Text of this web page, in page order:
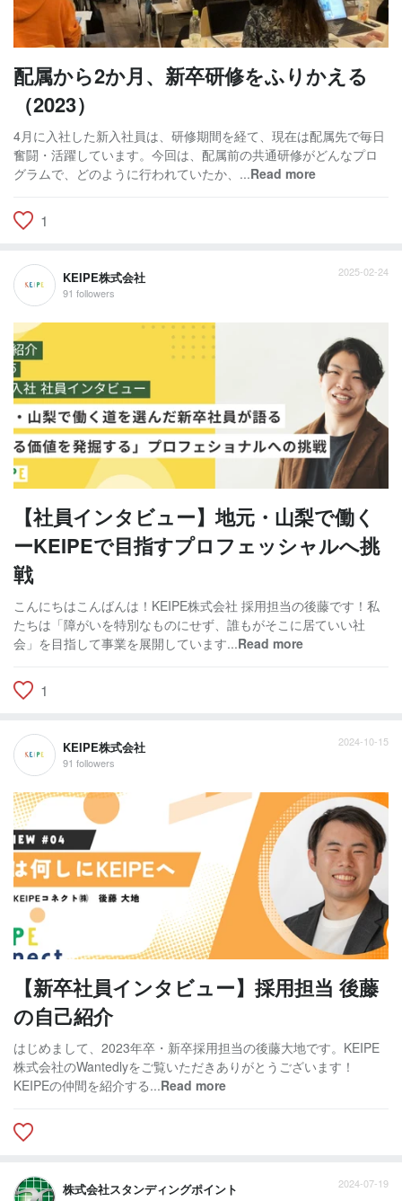
配属から2か月、新卒研修をふりかえる
（2023）
4月に入社した新入社員は、研修期間を経て、現在は配属先で毎日
奮闘・活躍しています。今回は、配属前の共通研修がどんなプロ
グラムで、どのように行われていたか、...Read more
1
KEIPE株式会社
91 followers
2025-02-24
【社員インタビュー】地元・山梨で働く
ーKEIPEで目指すプロフェッシャルへ挑
戦
こんにちはこんばんは！KEIPE株式会社 採用担当の後藤です！私
たちは「障がいを特別なものにせず、誰もがそこに居ていい社
会」を目指して事業を展開しています...Read more
1
KEIPE株式会社
91 followers
2024-10-15
【新卒社員インタビュー】採用担当 後藤
の自己紹介
はじめまして、2023年卒・新卒採用担当の後藤大地です。KEIPE
株式会社のWantedlyをご覧いただきありがとうございます！
KEIPEの仲間を紹介する...Read more
株式会社スタンディングポイント 2024-07-19